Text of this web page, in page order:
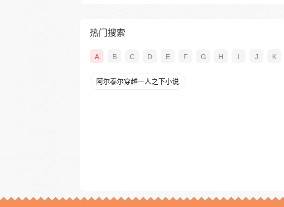
热门搜索
A B C D E F G H I J K
阿尔泰尔穿越一人之下小说